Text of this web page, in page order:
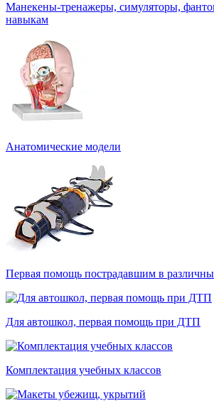
Манекены-тренажеры, симуляторы,
навыкам
Анатомические модели
Первая помощь пострадавшим в
Для автошкол, первая помощь при ДТП
Комплектация учебных классов